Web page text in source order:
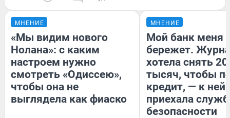
МНЕНИЕ
«Мы видим нового
Нолана»: с каким
настроем нужно
смотреть «Одиссею»,
чтобы она не
выглядела как фиаско
МНЕНИЕ
Мой банк меня
бережет.
хотела снять
тысяч, чтобы
кредит, — к
приехала
безопасности